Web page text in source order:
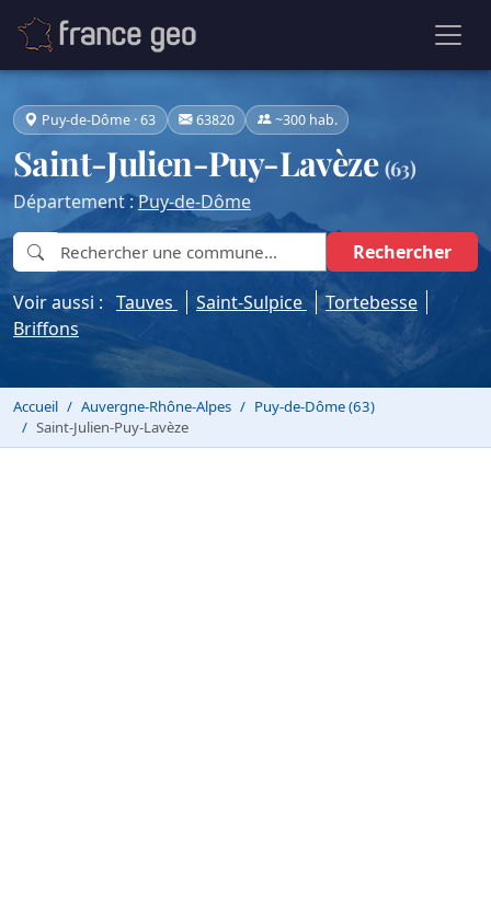
Puy-de-Dôme · 63 63820 ~300 hab.
Saint-Julien-Puy-Lavèze(63)
Département :Puy-de-Dôme
Rechercher
Voir aussi : Tauves Saint-Sulpice
Tortebesse
Briffons
Accueil Auvergne-Rhône-Alpes
Puy-de-Dôme (63)
Saint-Julien-Puy-Lavèze